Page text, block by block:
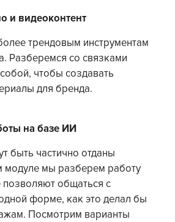
и видеоконтент
трендовым инструментам
Разберемся со связками
чтобы создавать
для бренда.
на базе ИИ
быть частично отданы
модуле мы разберем работу
общаться с
форме, как это делал бы
Посмотрим варианты